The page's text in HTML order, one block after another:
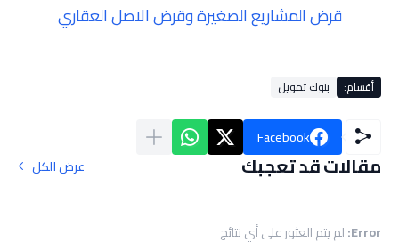
قرض المشاريع الصغيرة وقرض الاصل العقاري
أقسام: بنوك تمويل
Facebook
مقالات قد تعجبك عرض الكل
Error: لم يتم العثور على أي نتائج